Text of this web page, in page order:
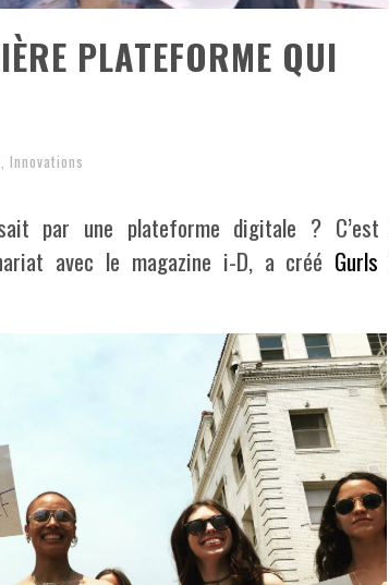
PLATEFORME QUI
, Innovations
par une plateforme digitale ? C’est
avec le magazine i-D, a créé Gurls